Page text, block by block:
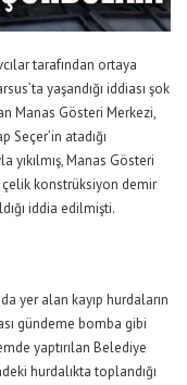
tarafından ortaya
yaşandığı iddiası şok
Manas Gösteri Merkezi,
Seçer’in atadığı
yıkılmış, Manas Gösteri
çelik konstrüksiyon demir
iddia edilmişti.
yer alan kayıp hurdaların
gündeme bomba gibi
yaptırılan Belediye
hurdalıkta toplandığı